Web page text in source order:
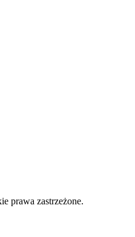
prawa zastrzeżone.